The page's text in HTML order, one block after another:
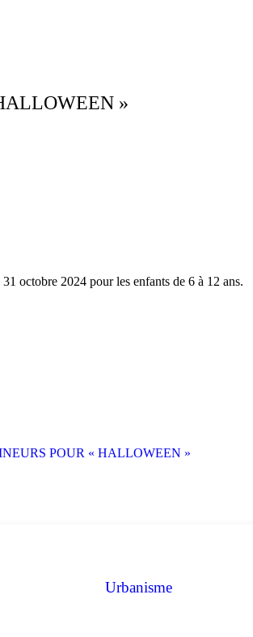
»
2024 pour les enfants de 6 à 12 ans.
Urbanisme